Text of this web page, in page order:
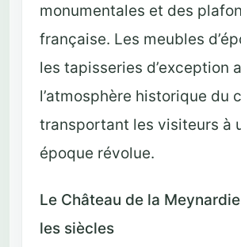
monumentales et des
française. Les meubles
les tapisseries d’exception
l’atmosphère historique du
transportant les visiteurs à
époque révolue.
Le Château de la
les siècles